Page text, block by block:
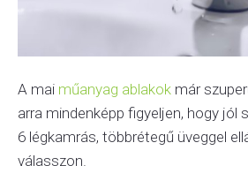
A mai műanyag ablakok már
arra mindenképp figyeljen, hogy jól
6 légkamrás, többrétegű üveggel
válasszon.